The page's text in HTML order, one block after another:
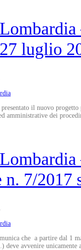
luglio
il nuovo
amministrative dei
n. 7/2017
che a partire dal 1
deve avvenire